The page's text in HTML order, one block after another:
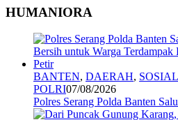
HUMANIORA
BANTEN, DAERAH,
POLRI07/08/2026
Polres Serang Polda Banten